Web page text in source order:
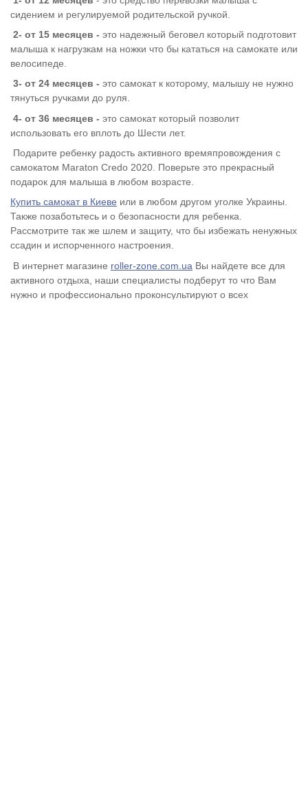
сидением и регулируемой родительской ручкой.
2- от 15 месяцев - это надежный беговел который подготовит
малыша к нагрузкам на ножки что бы кататься на самокате или
велосипеде.
3- от 24 месяцев - это самокат к которому, малышу не нужно
тянуться ручками до руля.
4- от 36 месяцев - это самокат который позволит
использовать его вплоть до Шести лет.
Подарите ребенку радость активного времяпровождения с
самокатом Maraton Credo 2020. Поверьте это прекрасный
подарок для малыша в любом возрасте.
Купить самокат в Киеве или в любом другом уголке Украины.
Также позаботьтесь и о безопасности для ребенка.
Рассмотрите так же шлем и защиту, что бы избежать ненужных
ссадин и испорченного настроения.
В интернет магазине roller-zone.com.ua Вы найдете все для
активного отдыха, наши специалисты подберут то что Вам
нужно и профессионально проконсультируют о всех